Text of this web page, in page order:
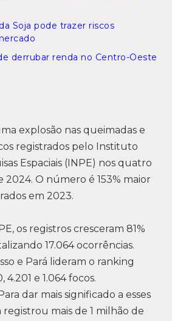
Soja pode trazer riscos
derrubar renda no Centro-Oeste
explosão nas queimadas e
registrados pelo Instituto
Espaciais (INPE) nos quatro
2024. O número é 153% maior
em 2023.
os registros cresceram 81%
17.064 ocorrências.
e Pará lideram o ranking
4.201 e 1.064 focos.
dar mais significado a esses
mais de 1 milhão de